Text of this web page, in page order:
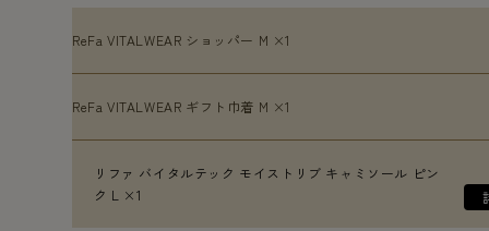
ReFa VITALWEAR ショッパー M ×1
ReFa VITALWEAR ギフト巾着 M ×1
リファ バイタルテック モイストリブ キャミソール ピン
ク L ×1